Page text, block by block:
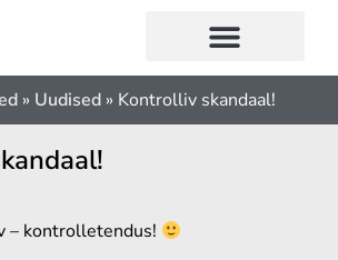
» Uudised » Kontrolliv skandaal!
– kontrolletendus!